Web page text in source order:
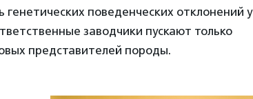
поведенческих отклонений у
заводчики пускают только
представителей породы.